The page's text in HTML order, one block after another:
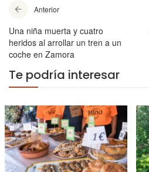
Anterior
Una niña muerta y cuatro
heridos al arrollar un tren a un
coche en Zamora
Te podría interesar